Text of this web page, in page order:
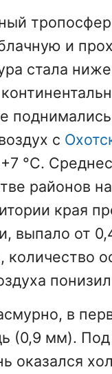
и
стала
с
°C.
районов
края
выпало от
в
(0,9 мм).
оказался